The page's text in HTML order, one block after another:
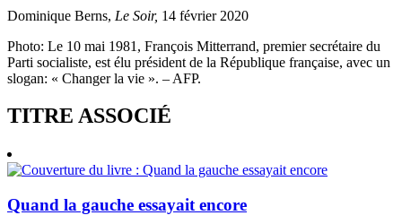
Dominique Berns, Le Soir, 14 février 2020
Photo: Le 10 mai 1981, François Mitterrand, premier secrétaire du
Parti socialiste, est élu président de la République française, avec un
slogan: « Changer la vie ». – AFP.
TITRE ASSOCIÉ
Quand la gauche essayait encore